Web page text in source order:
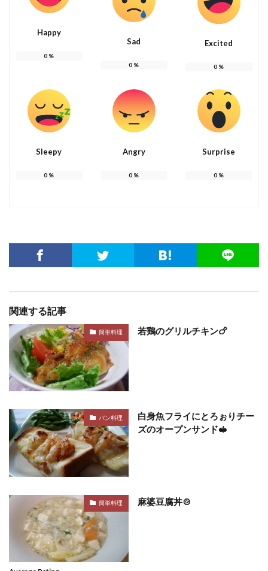
Happy
0 %
Sad
0 %
Excited
0 %
Sleepy
0 %
Angry
0 %
Surprise
0 %
関連する記事
簡単料理 若鶏のグリルチキン🍗
パン料理
白身魚フライにとろぉりチー
ズのオープンサンド🥪
簡単料理 麻婆豆腐丼🍲